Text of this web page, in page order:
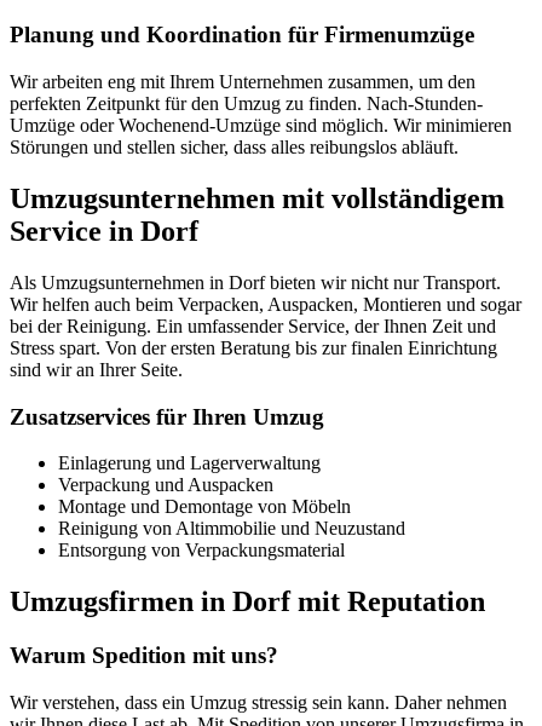
Planung und Koordination für Firmenumzüge
Wir arbeiten eng mit Ihrem Unternehmen zusammen, um den
perfekten Zeitpunkt für den Umzug zu finden. Nach-Stunden-
Umzüge oder Wochenend-Umzüge sind möglich. Wir minimieren
Störungen und stellen sicher, dass alles reibungslos abläuft.
Umzugsunternehmen mit vollständigem
Service in Dorf
Als Umzugsunternehmen in Dorf bieten wir nicht nur Transport.
Wir helfen auch beim Verpacken, Auspacken, Montieren und sogar
bei der Reinigung. Ein umfassender Service, der Ihnen Zeit und
Stress spart. Von der ersten Beratung bis zur finalen Einrichtung
sind wir an Ihrer Seite.
Zusatzservices für Ihren Umzug
Einlagerung und Lagerverwaltung
Verpackung und Auspacken
Montage und Demontage von Möbeln
Reinigung von Altimmobilie und Neuzustand
Entsorgung von Verpackungsmaterial
Umzugsfirmen in Dorf mit Reputation
Warum Spedition mit uns?
Wir verstehen, dass ein Umzug stressig sein kann. Daher nehmen